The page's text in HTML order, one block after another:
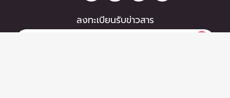
ลงทะเบียนรับข่าวสาร